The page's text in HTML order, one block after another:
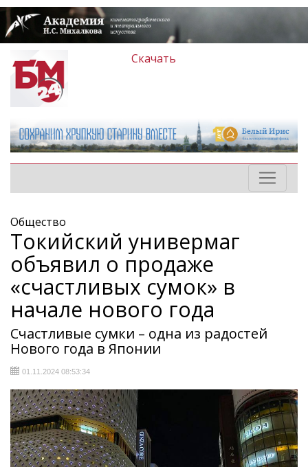
Скачать
Общество
Токийский универмаг
объявил о продаже
«счастливых сумок» в
начале нового года
Счастливые сумки – одна из радостей
Нового года в Японии
01.11.2024 08:53:34